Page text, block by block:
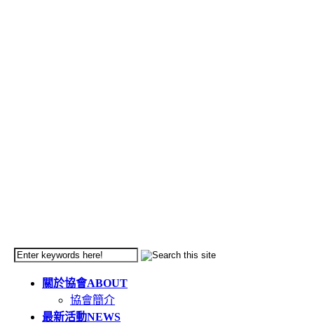
關於協會ABOUT
協會簡介
最新活動NEWS